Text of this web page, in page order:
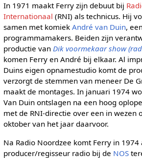
In 1971 maakt Ferry zijn debuut bij
Internationaal (RNI) als technicus. Hij
samen met komiek André van Duin,
programmamakers. Beiden zijn
productie van Dik voormekaar show
komen Ferry en André bij elkaar. Al
Duins eigen opnamestudio komt de
verzorgt de stemmen van meneer De
maakt de montages. In januari 1974
Van Duin ontslagen na een hoog
met de RNI-directie over een in wezen
oktober van het jaar daarvoor.
Na Radio Noordzee komt Ferry in 1974
producer/regisseur radio bij de NOS